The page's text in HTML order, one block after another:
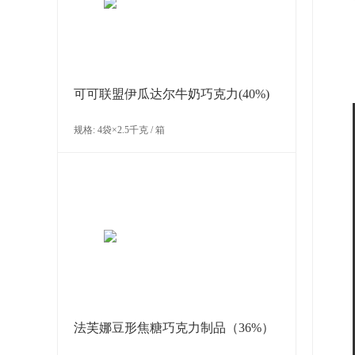
可可联盟伊瓜达尔牛奶巧克力(40%)
规格: 4袋×2.5千克 / 箱
法芙娜豆形焦糖巧克力制品（36%）